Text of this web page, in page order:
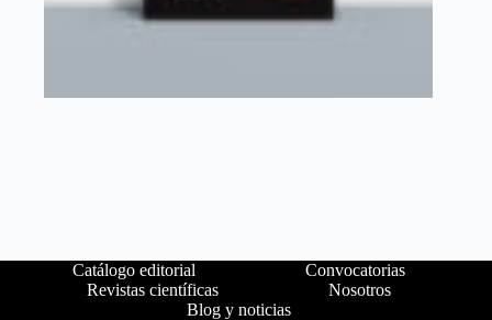
Catálogo editorial
Convocatorias
Revistas científicas
Nosotros
Blog y noticias